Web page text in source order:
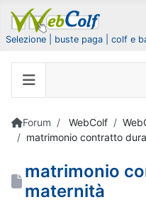
Selezione | buste paga | colf e
Forum WebColf
matrimonio contratto
matrimonio
maternità